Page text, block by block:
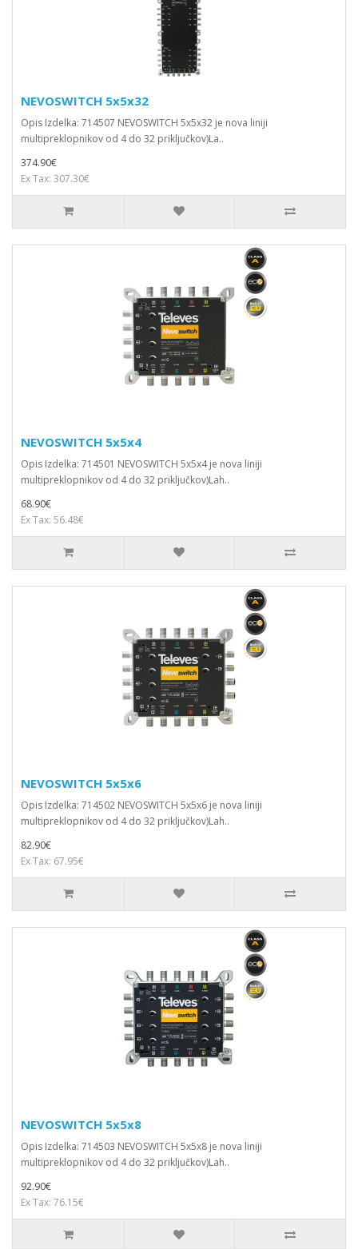
NEVOSWITCH 5x5x32
Opis Izdelka: 714507 NEVOSWITCH 5x5x32 je nova liniji
multipreklopnikov od 4 do 32 priključkov)La..
374.90€
Ex Tax: 307.30€
NEVOSWITCH 5x5x4
Opis Izdelka: 714501 NEVOSWITCH 5x5x4 je nova liniji
multipreklopnikov od 4 do 32 priključkov)Lah..
68.90€
Ex Tax: 56.48€
NEVOSWITCH 5x5x6
Opis Izdelka: 714502 NEVOSWITCH 5x5x6 je nova liniji
multipreklopnikov od 4 do 32 priključkov)Lah..
82.90€
Ex Tax: 67.95€
NEVOSWITCH 5x5x8
Opis Izdelka: 714503 NEVOSWITCH 5x5x8 je nova liniji
multipreklopnikov od 4 do 32 priključkov)Lah..
92.90€
Ex Tax: 76.15€